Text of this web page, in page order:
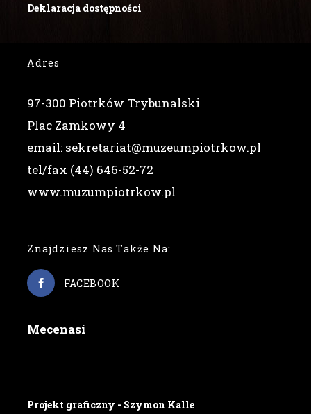
Deklaracja dostępności
Adres
97-300 Piotrków Trybunalski
Plac Zamkowy 4
email: sekretariat@muzeumpiotrkow.pl
tel/fax (44) 646-52-72
www.muzumpiotrkow.pl
Znajdziesz Nas Także Na:
FACEBOOK
Mecenasi
Projekt graficzny - Szymon Kalle